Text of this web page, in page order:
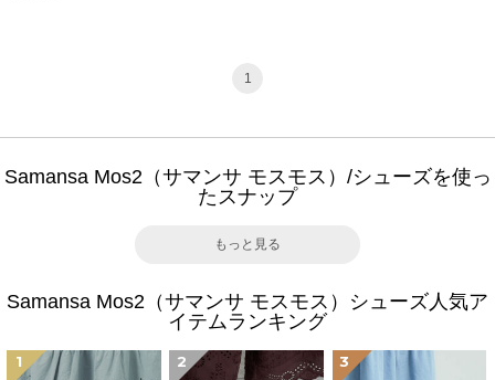
1
Samansa Mos2（サマンサ モスモス）/シューズを使っ
たスナップ
もっと見る
Samansa Mos2（サマンサ モスモス）シューズ人気ア
イテムランキング
1 2 3